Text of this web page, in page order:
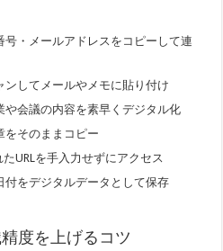
号・メールアドレスをコピーして連
ンしてメールやメモに貼り付け
や会議の内容を素早くデジタル化
をそのままコピー
たURLを手入力せずにアクセス
付をデジタルデータとして保存
度を上げるコツ